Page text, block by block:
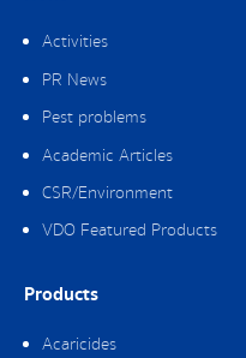
Activities
PR News
Pest problems
Academic Articles
CSR/Environment
VDO Featured Products
Products
Acaricides